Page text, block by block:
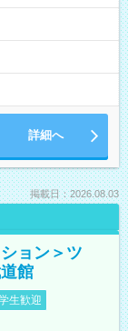
詳細へ
掲載日：2026.08.03
ョン＞ツ
館
生歓迎